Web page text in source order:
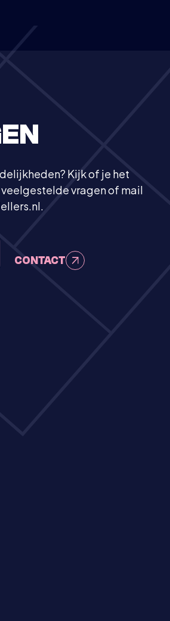
Kijk of je het
vragen of mail
.
CONTACT